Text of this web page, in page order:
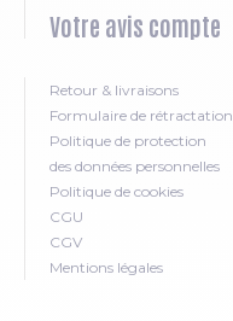
Votre avis compte
Retour & livraisons
Formulaire de rétractation
Politique de protection
des données personnelles
Politique de cookies
CGU
CGV
Mentions légales